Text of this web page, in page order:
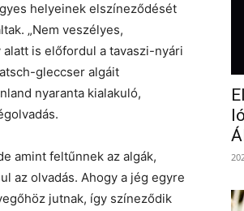
helyeinek elszíneződését
„Nem veszélyes,
is előfordul a tavaszi-nyári
gleccser algáit
nyaranta kialakuló,
amint feltűnnek az algák,
az olvadás. Ahogy a jég egyre
jutnak, így színeződik